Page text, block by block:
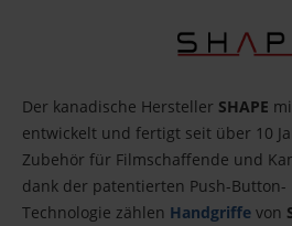
Der kanadische Hersteller SHAPE
entwickelt und fertigt seit über 10
Zubehör für Filmschaffende und
dank der patentierten Push-Button-
Technologie zählen Handgriffe von